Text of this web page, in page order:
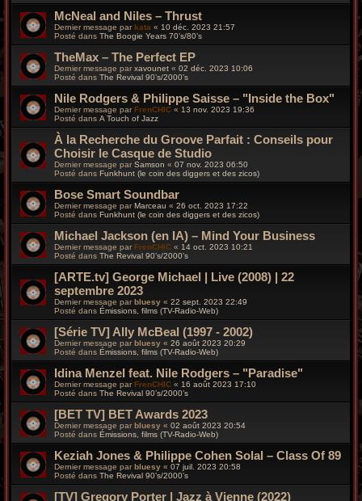
McNeal and Niles – Thrust
Dernier message parkata « 10 déc. 2023 21:57
Posté dans The Boogie Years 70’s/80’s
TheMax – The Perfect EP
Dernier message par xavounet « 02 déc. 2023 10:06
Posté dans The Revival 90’s/2000’s
Nile Rodgers & Philippe Saisse – "Inside the Box"
Dernier message parFrenCHIC « 13 nov. 2023 19:36
Posté dans A Touch of Jazz
À la Recherche du Groove Parfait : Conseils pour
Choisir le Casque de Studio
Dernier message par Samson « 07 nov. 2023 06:50
Posté dans Funkhunt (le coin des diggers et des zicos)
Bose Smart Soundbar
Dernier message parMarceau « 26 oct. 2023 17:22
Posté dans Funkhunt (le coin des diggers et des zicos)
Michael Jackson (en IA) – Mind Your Business
Dernier message par FrenCHIC « 14 oct. 2023 10:21
Posté dans The Revival 90’s/2000’s
[ARTE.tv] George Michael | Live (2008) | 22
septembre 2023
Dernier message par bluesy « 22 sept. 2023 22:49
Posté dans Émissions, films (TV-Radio-Web)
[Série TV] Ally McBeal (1997 - 2002)
Dernier message par bluesy « 26 août 2023 20:29
Posté dans Émissions, films (TV-Radio-Web)
Idina Menzel feat. Nile Rodgers – "Paradise"
Dernier message parFrenCHIC « 16 août 2023 17:10
Posté dans The Revival 90’s/2000’s
[BET TV] BET Awards 2023
Dernier message par bluesy « 02 août 2023 20:54
Posté dans Émissions, films (TV-Radio-Web)
Keziah Jones & Philippe Cohen Solal – Class Of 89
Dernier message parbluesy « 07 juil. 2023 20:58
Posté dans The Revival 90’s/2000’s
[TV] Gregory Porter | Jazz à Vienne (2022)